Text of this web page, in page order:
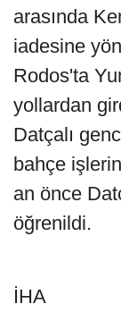
arasında
iadesine
Rodos'ta
yollardan
Datçalı
bahçe
an önce
öğrenildi.
İHA